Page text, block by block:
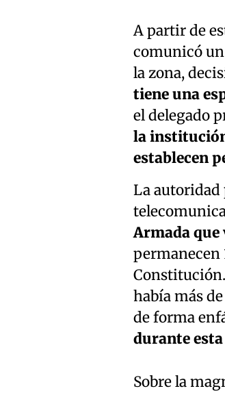
A partir de
comunicó
la zona,
tiene una
el delegado
la
establecen
La autoridad
Armada que
permanecen
Constitución.
había más
de forma
durante
Sobre la